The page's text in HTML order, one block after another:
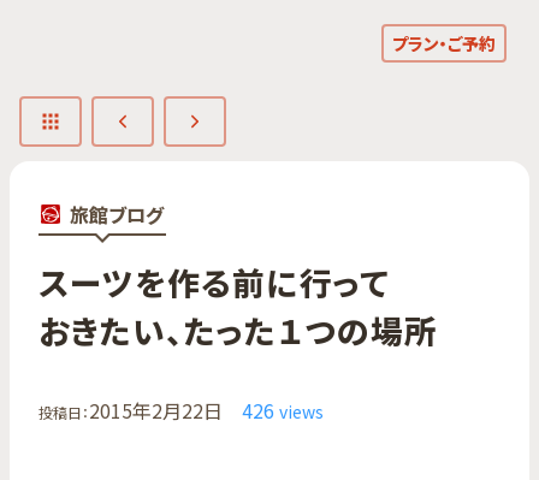
プラン・ご予約
旅館ブログ
スーツを​作る​前に​行って​
おきたい、​たった​１つの​場所
投稿日：2015年2月22日 426 views